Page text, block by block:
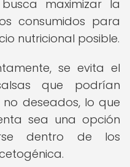
maximizar la
consumidos para
nutricional posible.
se evita el
que podrían
deseados, lo que
sea una opción
dentro de los